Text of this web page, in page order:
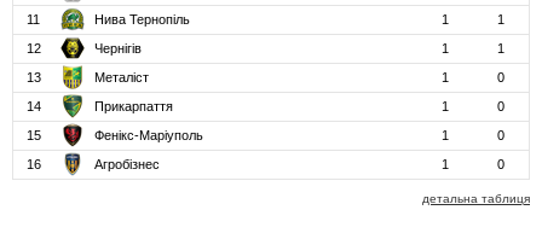
11
Нива Тернопіль 1
1
12
Чернігів 1
1
13
Металіст 1
0
14
Прикарпаття 1
0
15
Фенікс-Маріуполь 1
0
16
Агробізнес 1 0
детальна таблиця